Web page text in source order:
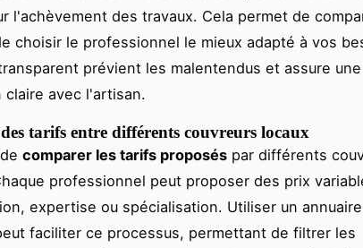
l'achèvement des travaux. Cela permet de
choisir le professionnel le mieux adapté à vos
prévient les malentendus et assure une
claire avec l'artisan.
tarifs entre différents couvreurs locaux
comparer les tarifs proposés par différents
professionnel peut proposer des prix
expertise ou spécialisation. Utiliser un
faciliter ce processus, permettant de filtrer les